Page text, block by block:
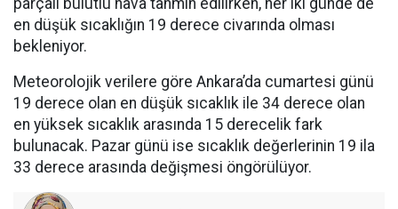
parçalı bulutlu hava tahmin edilirken, her iki günde de
en düşük sıcaklığın 19 derece civarında olması
bekleniyor.
Meteorolojik verilere göre Ankara’da cumartesi günü
19 derece olan en düşük sıcaklık ile 34 derece olan
en yüksek sıcaklık arasında 15 derecelik fark
bulunacak. Pazar günü ise sıcaklık değerlerinin 19 ila
33 derece arasında değişmesi öngörülüyor.